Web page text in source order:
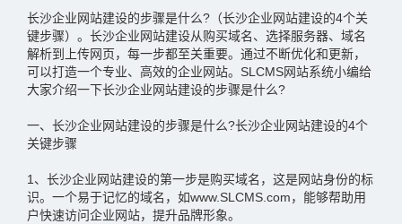
长沙企业网站建设的步骤是什么?（长沙企业网站建设的4个关
键步骤）。长沙企业网站建设从购买域名、选择服务器、域名
解析到上传网页，每一步都至关重要。通过不断优化和更新，
可以打造一个专业、高效的企业网站。SLCMS网站系统小编给
大家介绍一下长沙企业网站建设的步骤是什么?
一、长沙企业网站建设的步骤是什么?长沙企业网站建设的4个
关键步骤
1、长沙企业网站建设的第一步是购买域名，这是网站身份的标
识。一个易于记忆的域名，如www.SLCMS.com，能够帮助用
户快速访问企业网站，提升品牌形象。